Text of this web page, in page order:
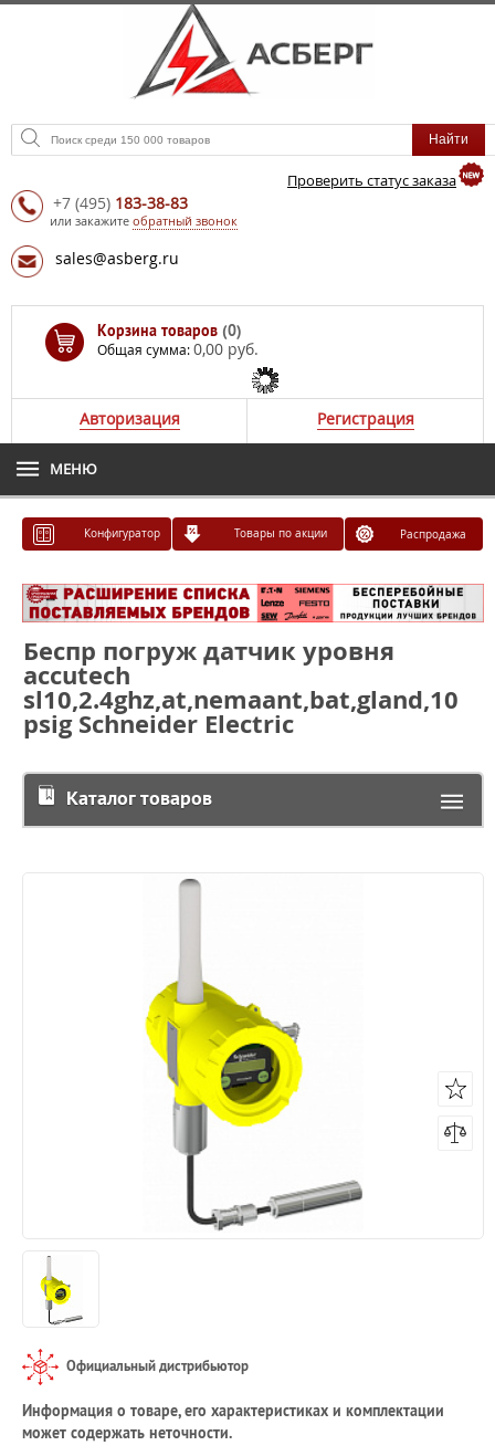
Проверить статус заказа
+7 (495) 183-38-83
или закажите обратный звонок
sales@asberg.ru
Корзина товаров (0)
Общая сумма:0,00 руб.
Авторизация Регистрация
МЕНЮ
Конфигуратор Товары по акции Распродажа
Беспр погруж датчик уровня
accutech
sl10,2.4ghz,at,nemaant,bat,gland,10
psig Schneider Electric
Каталог товаров
Официальный дистрибьютор
Информация о товаре, его характеристиках и комплектации
может содержать неточности.